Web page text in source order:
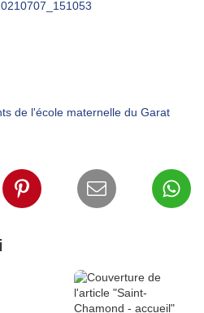
de l'école maternelle du Garat